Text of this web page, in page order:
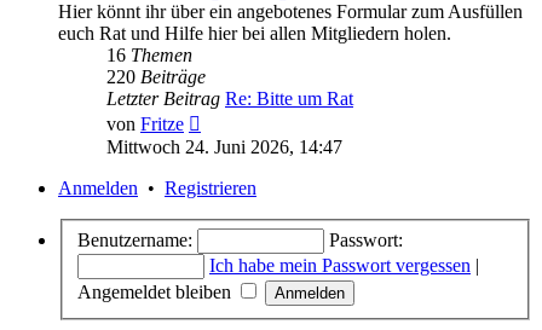
Hier könnt ihr über ein angebotenes Formular zum Ausfüllen
euch Rat und Hilfe hier bei allen Mitgliedern holen.
16 Themen
220 Beiträge
Letzter Beitrag Re: Bitte um Rat
von Fritze
Beitrag
Mittwoch 24. Juni 2026, 14:47
Anmelden • Registrieren
Benutzername:
Passwort:
Ich habe mein Passwort vergessen |
Angemeldet bleiben